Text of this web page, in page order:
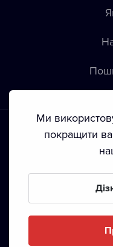
Положення й умови •
Ми
покращити